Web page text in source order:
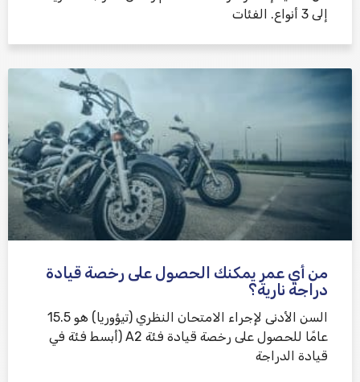
إلى 3 أنواع. الفئات
من أي عمر يمكنك الحصول على رخصة قيادة
دراجة نارية؟
السن الأدنى لإجراء الامتحان النظري (تيؤوريا) هو 15.5
عامًا للحصول على رخصة قيادة فئة A2 (أبسط فئة في
قيادة الدراجة